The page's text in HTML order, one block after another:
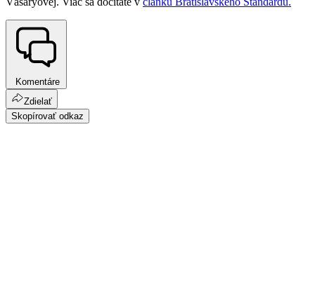
Komentáre
Zdielať
Skopírovať odkaz